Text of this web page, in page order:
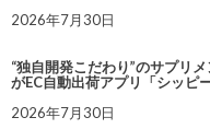
2026年7月30日
“独自開発こだわり”のサプリ
がEC自動出荷アプリ「シッピ
2026年7月30日